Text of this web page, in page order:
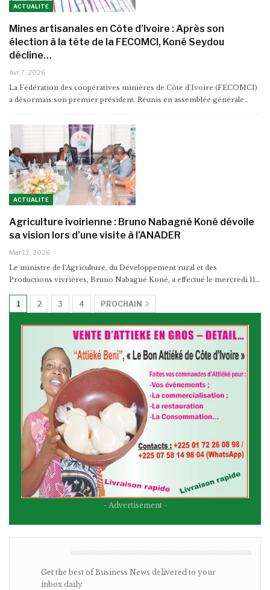
ACTUALITE
Mines artisanales en Côte d’Ivoire : Après son
élection à la tête de la FECOMCI, Koné Seydou
décline…
Avr 7, 2026
La Fédération des coopératives minières de Côte d’Ivoire (FECOMCI)
a désormais son premier président. Réunis en assemblée générale…
ACTUALITE
Agriculture ivoirienne : Bruno Nabagné Koné dévoile
sa vision lors d’une visite à l’ANADER
Mar 12, 2026
Le ministre de l’Agriculture, du Développement rural et des
Productions vivrières, Bruno Nabagné Koné, a effectué le mercredi 11…
1 2 3 4 PROCHAIN
- Advertisement -
Get the best of Business News delivered to your
inbox daily